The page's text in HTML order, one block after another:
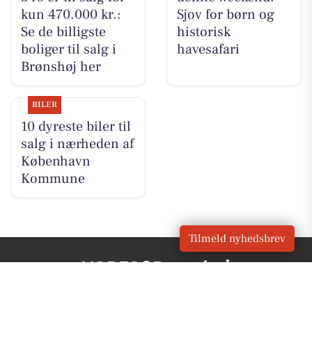
kun 470.000 kr.:
Se de billigste
boliger til salg i
Brønshøj her
Sjov for børn og
historisk
havesafari
BILER
10 dyreste biler til
salg i nærheden af
København
Kommune
VORES Brønshøj
Tilmeld nyhedsbrev